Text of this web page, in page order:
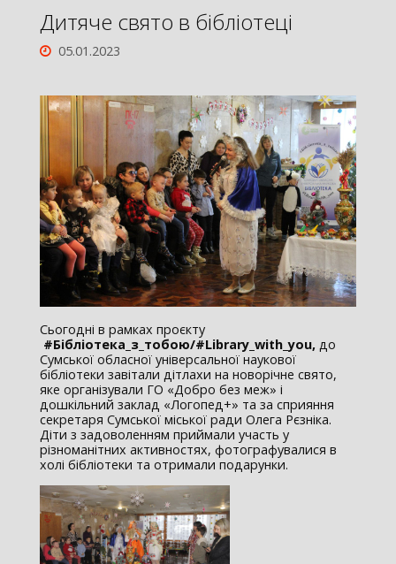
Дитяче свято в бібліотеці
05.01.2023
Сьогодні в рамках проєкту
#Бібліотека_з_тобою/#Library_ with_you, до
Сумської обласної універсальної наукової
бібліотеки завітали дітлахи на новорічне свято,
яке організували ГО «Добро без меж» і
дошкільний заклад «Логопед+» та за сприяння
секретаря Сумської міської ради Олега Рєзніка.
Діти з задоволенням приймали участь у
різноманітних активностях, фотографувалися в
холі бібліотеки та отримали подарунки.